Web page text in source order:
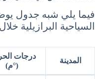
فيما يلي شبه جدول
السياحية البرازيلية
المدينة
درجات
(°م)